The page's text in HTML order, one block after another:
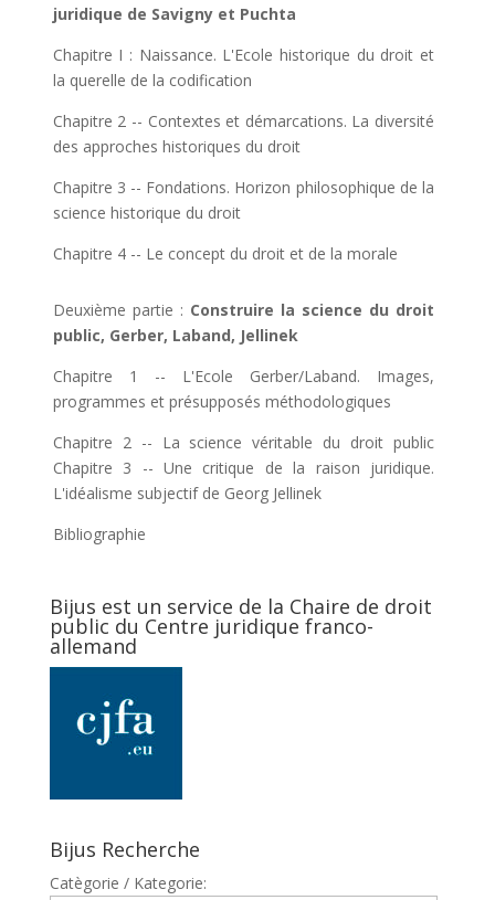
juridique de Savigny et Puchta
Chapitre I : Naissance. L'Ecole historique du droit et
la querelle de la codification
Chapitre 2 -- Contextes et démarcations. La diversité
des approches historiques du droit
Chapitre 3 -- Fondations. Horizon philosophique de la
science historique du droit
Chapitre 4 -- Le concept du droit et de la morale
Deuxième partie : Construire la science du droit
public, Gerber, Laband, Jellinek
Chapitre 1 -- L'Ecole Gerber/Laband. Images,
programmes et présupposés méthodologiques
Chapitre 2 -- La science véritable du droit public
Chapitre 3 -- Une critique de la raison juridique.
L'idéalisme subjectif de Georg Jellinek
Bibliographie
Bijus est un service de la Chaire de droit
public du Centre juridique franco-
allemand
Bijus Recherche
Catègorie / Kategorie: